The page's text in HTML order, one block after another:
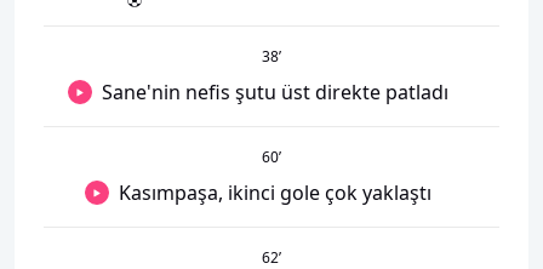
38’
Sane'nin nefis şutu üst direkte patladı
60’
Kasımpaşa, ikinci gole çok yaklaştı
62’